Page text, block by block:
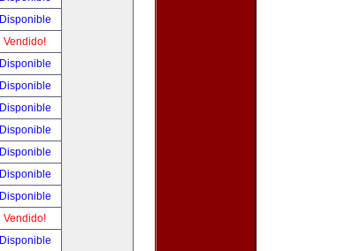
Disponible
Vendido!
Disponible
Disponible
Disponible
Disponible
Disponible
Disponible
Disponible
Vendido!
Disponible